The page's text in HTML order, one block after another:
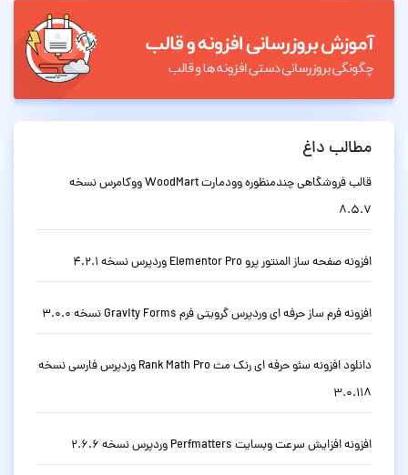
مطالب داغ
قالب فروشگاهی چندمنظوره وودمارت WoodMart ووکامرس نسخه
8.5.7
افزونه صفحه ساز المنتور پرو Elementor Pro وردپرس نسخه 4.2.1
افزونه فرم ساز حرفه ای وردپرس گرویتی فرم Gravity Forms نسخه 3.0.0
دانلود افزونه سئو حرفه ای رنک مث Rank Math Pro وردپرس فارسی نسخه
3.0.118
افزونه افزایش سرعت وبسایت Perfmatters وردپرس نسخه 2.6.6